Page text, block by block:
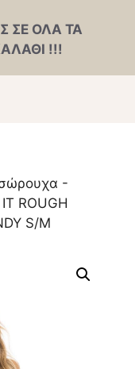
ΣΕ ΟΛΑ ΤΑ
!!!
-
ROUGH
S/M